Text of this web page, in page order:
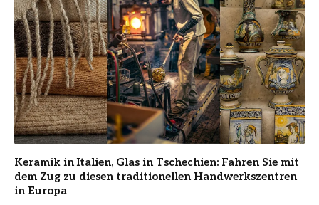
Keramik in Italien, Glas in Tschechien: Fahren Sie mit
dem Zug zu diesen traditionellen Handwerkszentren
in Europa